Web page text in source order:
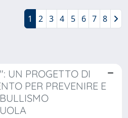
1 2 3 4 5 6 7 8
UN PROGETTO DI
PER PREVENIRE E